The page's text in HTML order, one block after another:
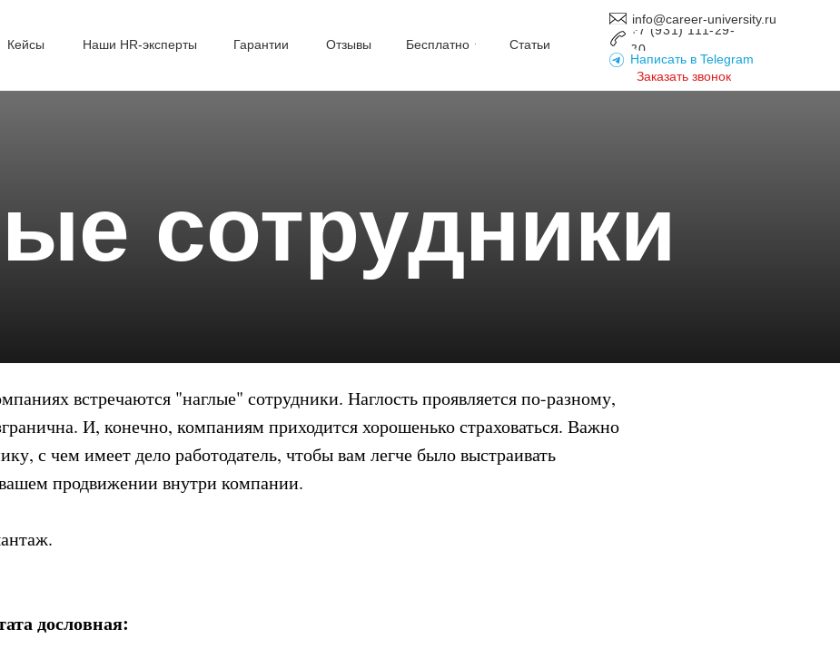
info@career-university.ru
+7 (931) 111-29-
30
Заказать звонок
Написать в Telegram
Наши HR-эксперты
Кейсы Гарантии Отзывы Статьи
Бесплатно
сотрудники
встречаются "наглые" сотрудники. Наглость проявляется по-разному,
И, конечно, компаниям приходится хорошенько страховаться. Важно
с чем имеет дело работодатель, чтобы вам легче было выстраивать
продвижении внутри компании.
дословная: